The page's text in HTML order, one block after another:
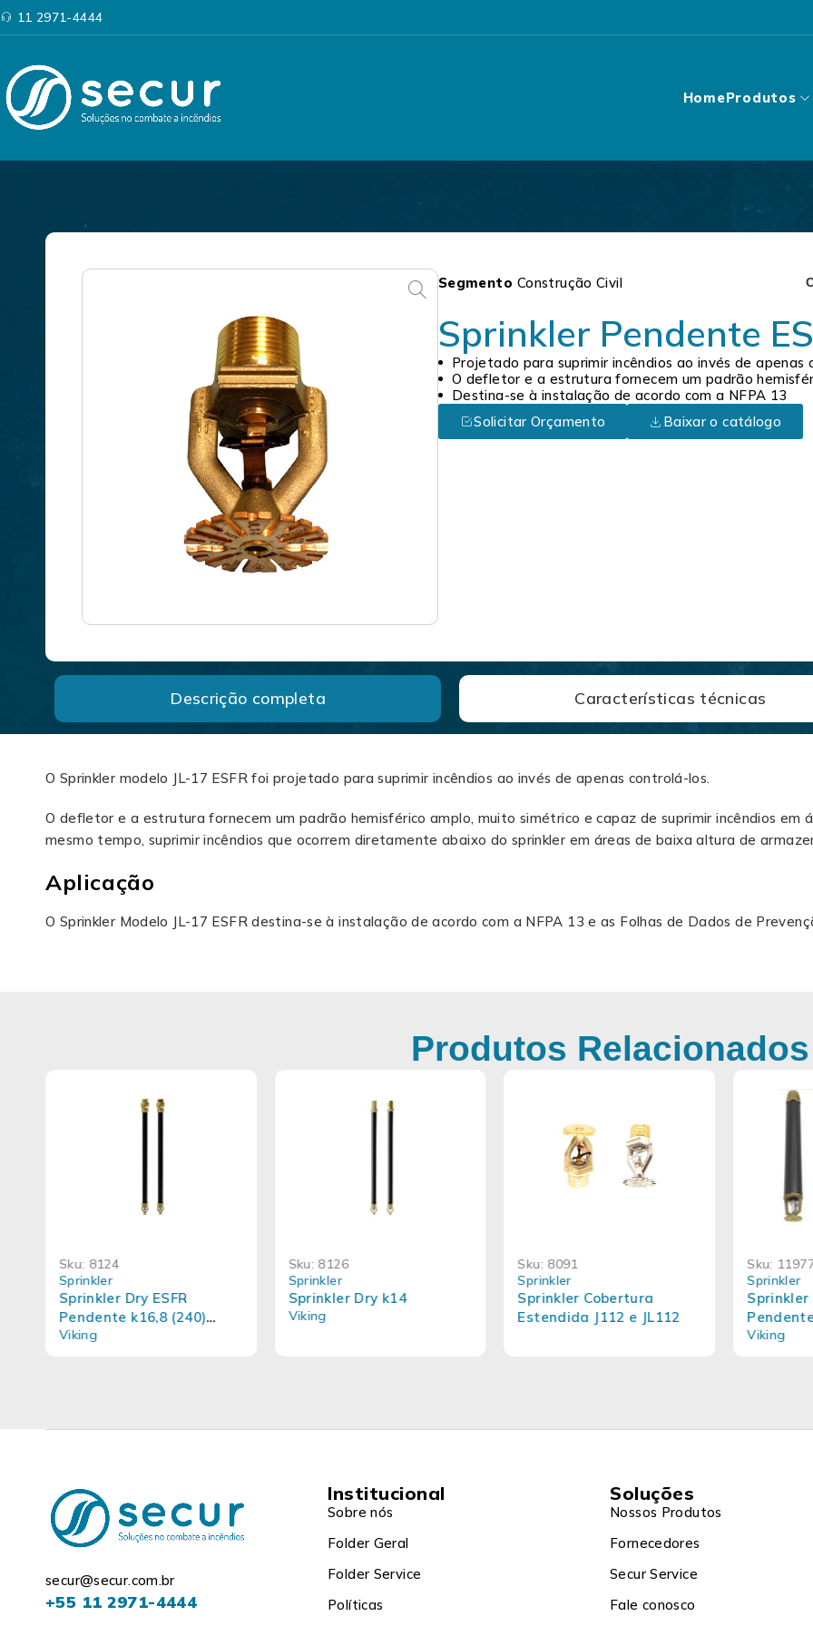
11 2971-4444
HomeProdutos
Categorias
Segmento Construção Civil
Sprinkler Pendente
Projetado para suprimir incêndios ao invés de apenas
O defletor e a estrutura fornecem um padrão
Destina-se à instalação de acordo com a NFPA 13
Solicitar Orçamento
Baixar o catálogo
Descrição completa Características técnicas
O Sprinkler modelo JL-17 ESFR foi projetado para suprimir incêndios ao invés de apenas controlá-los.
O defletor e a estrutura fornecem um padrão hemisférico amplo, muito simétrico e capaz de suprimir incêndios em
mesmo tempo, suprimir incêndios que ocorrem diretamente abaixo do sprinkler em áreas de baixa altura de
Aplicação
O Sprinkler Modelo JL-17 ESFR destina-se à instalação de acordo com a NFPA 13 e as Folhas de Dados de
Produtos Relacionados
Sku: 8124
Sprinkler
Sprinkler Dry ESFR
Pendente k16,8 (240)
VK504 Viking
Viking
Sku: 8126
Sprinkler
Sprinkler Dry k14
Viking
Sku: 8091
Sprinkler
Sprinkler Cobertura
Estendida J112 e JL112
Sku:
Sprinkler
Sprinkler
Viking
secur@secur.com.br
+55 11 2971-4444
Institucional
Sobre nós
Folder Geral
Folder Service
Políticas
Soluções
Nossos Produtos
Fornecedores
Secur Service
Fale conosco